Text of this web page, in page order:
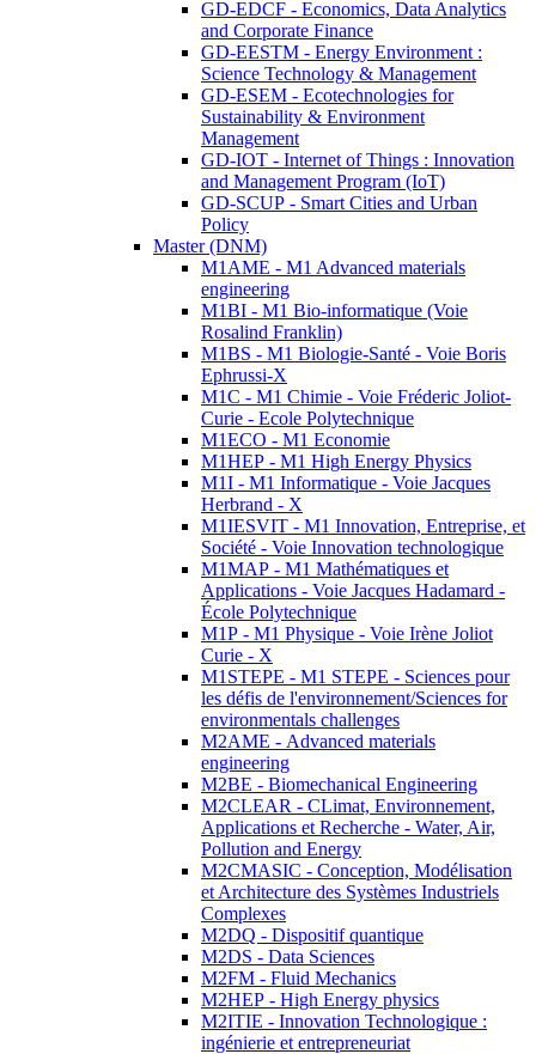
GD-EDCF - Economics, Data Analytics
and Corporate Finance
GD-EESTM - Energy Environment :
Science Technology & Management
GD-ESEM - Ecotechnologies for
Sustainability & Environment
Management
GD-IOT - Internet of Things : Innovation
and Management Program (IoT)
GD-SCUP - Smart Cities and Urban
Policy
Master (DNM)
M1AME - M1 Advanced materials
engineering
M1BI - M1 Bio-informatique (Voie
Rosalind Franklin)
M1BS - M1 Biologie-Santé - Voie Boris
Ephrussi-X
M1C - M1 Chimie - Voie Fréderic Joliot-
Curie - Ecole Polytechnique
M1ECO - M1 Economie
M1HEP - M1 High Energy Physics
M1I - M1 Informatique - Voie Jacques
Herbrand - X
M1IESVIT - M1 Innovation, Entreprise, et
Société - Voie Innovation technologique
M1MAP - M1 Mathématiques et
Applications - Voie Jacques Hadamard -
École Polytechnique
M1P - M1 Physique - Voie Irène Joliot
Curie - X
M1STEPE - M1 STEPE - Sciences pour
les défis de l'environnement/Sciences for
environmentals challenges
M2AME - Advanced materials
engineering
M2BE - Biomechanical Engineering
M2CLEAR - CLimat, Environnement,
Applications et Recherche - Water, Air,
Pollution and Energy
M2CMASIC - Conception, Modélisation
et Architecture des Systèmes Industriels
Complexes
M2DQ - Dispositif quantique
M2DS - Data Sciences
M2FM - Fluid Mechanics
M2HEP - High Energy physics
M2ITIE - Innovation Technologique :
ingénierie et entrepreneuriat